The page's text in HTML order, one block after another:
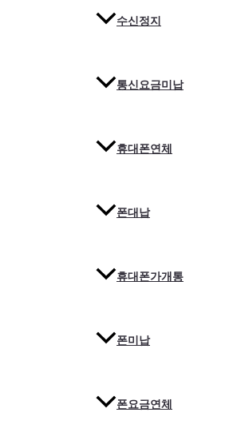
수신정지
통신요금미납
휴대폰연체
폰대납
휴대폰가개통
폰미납
폰요금연체